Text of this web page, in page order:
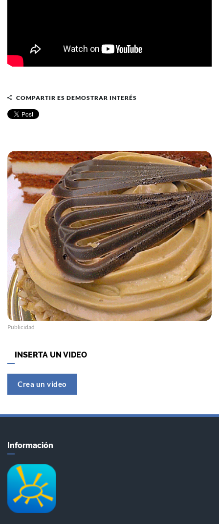
COMPARTIR ES DEMOSTRAR INTERÉS
Publicidad
INSERTA UN VIDEO
Crea un video
Información